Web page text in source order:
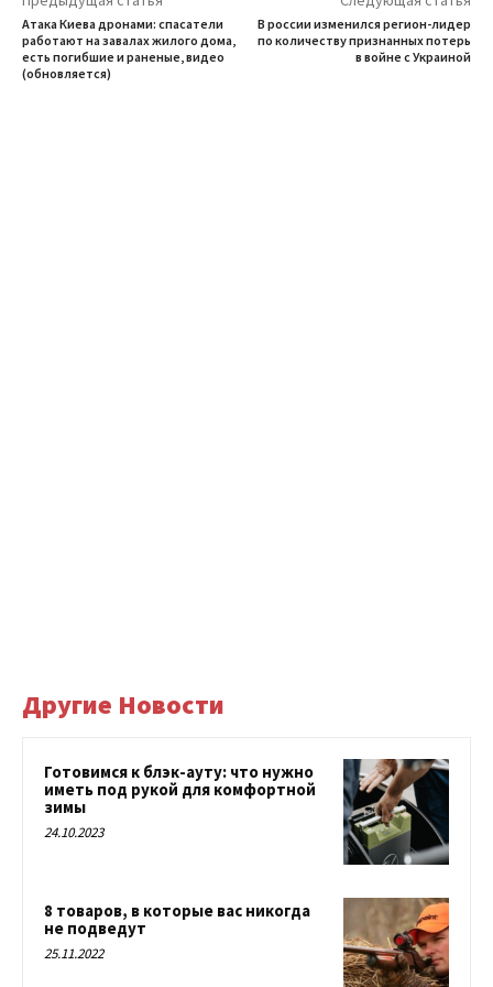
Атака Киева дронами: спасатели
работают на завалах жилого дома,
есть погибшие и раненые, видео
(обновляется)
В россии изменился регион-лидер
по количеству признанных потерь
в войне с Украиной
Другие Новости
Готовимся к блэк-ауту: что нужно
иметь под рукой для комфортной
зимы
24.10.2023
8 товаров, в которые вас никогда
не подведут
25.11.2022